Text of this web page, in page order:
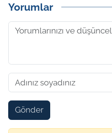
Yorumlar
Gönder